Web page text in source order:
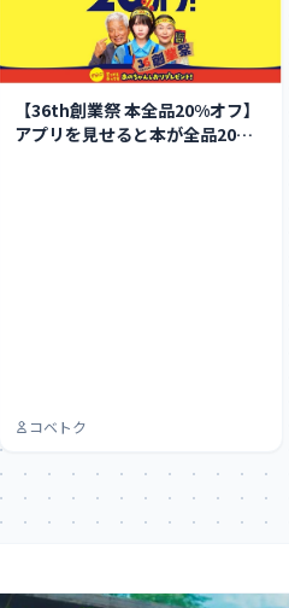
【36th創業祭 本全品20%オフ】
アプリを見せると本が全品20%
コベトク